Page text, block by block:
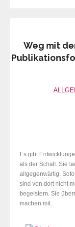
Weg mit
Es gibt
als der Schall. Sie
allgegenwärtig.
sind von dort nicht
begeistern. Sie
machen mit.